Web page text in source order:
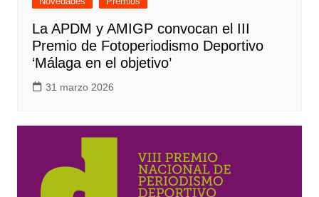
La APDM y AMIGP convocan el III
Premio de Fotoperiodismo Deportivo
‘Málaga en el objetivo’
31 marzo 2026